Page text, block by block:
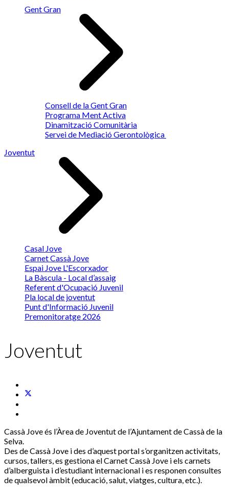
Gent Gran
Consell de la Gent Gran
Programa Ment Activa
Dinamització Comunitària
Servei de Mediació Gerontològica
Joventut
Casal Jove
Carnet Cassà Jove
Espai Jove L'Escorxador
La Bàscula - Local d’assaig
Referent d'Ocupació Juvenil
Pla local de joventut
Punt d'Informació Juvenil
Premonitoratge 2026
Joventut
Cassà Jove és l’Àrea de Joventut de l’Ajuntament de Cassà de la
Selva.
Des de Cassà Jove i des d’aquest portal s’organitzen activitats,
cursos, tallers, es gestiona el Carnet Cassà Jove i els carnets
d’alberguista i d’estudiant internacional i es responen consultes
de qualsevol àmbit (educació, salut, viatges, cultura, etc.).